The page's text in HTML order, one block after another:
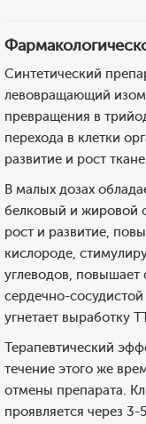
Синтетический
левовращающий
превращения в
перехода в клетки
развитие и рост
В малых дозах
белковый и жировой
рост и развитие,
кислороде,
углеводов, повышает
сердечно-
угнетает выработку
Терапевтический
течение этого же
отмены препарата.
проявляется через